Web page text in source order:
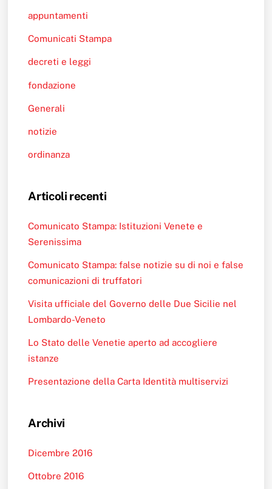
appuntamenti
Comunicati Stampa
decreti e leggi
fondazione
Generali
notizie
ordinanza
Articoli recenti
Comunicato Stampa: Istituzioni Venete e
Serenissima
Comunicato Stampa: false notizie su di noi e false
comunicazioni di truffatori
Visita ufficiale del Governo delle Due Sicilie nel
Lombardo-Veneto
Lo Stato delle Venetie aperto ad accogliere
istanze
Presentazione della Carta Identità multiservizi
Archivi
Dicembre 2016
Ottobre 2016